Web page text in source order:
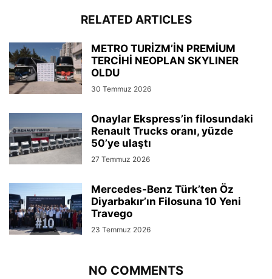
RELATED ARTICLES
METRO TURİZM’İN PREMİUM
TERCİHİ NEOPLAN SKYLINER
OLDU
30 Temmuz 2026
Onaylar Ekspress’in filosundaki
Renault Trucks oranı, yüzde
50’ye ulaştı
27 Temmuz 2026
Mercedes-Benz Türk’ten Öz
Diyarbakır’ın Filosuna 10 Yeni
Travego
23 Temmuz 2026
NO COMMENTS